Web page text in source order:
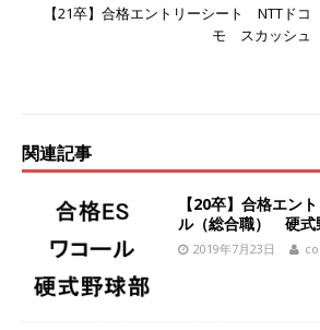
環境!! ｜ 日本で初めて
始めたパイオニア企業
療機関向け広告・人材
ル、マーケティング、
【21卒】合格エントリーシート NTTドコ
モ スカッシュ
関連記事
【20卒】合格エン
ル（総合職） 硬式
2019年7月23日